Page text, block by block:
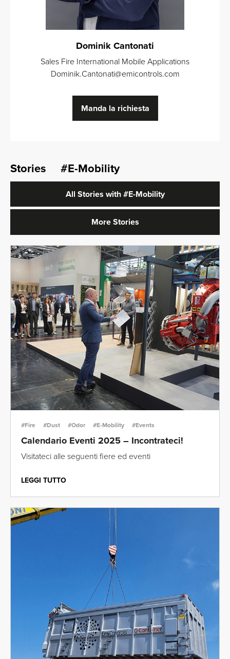
Dominik Cantonati
Sales Fire International Mobile Applications
Dominik.Cantonati@emicontrols.com
Manda la richiesta
Stories #E-Mobility
All Stories with #E-Mobility
More Stories
#Fire #Dust #Odor #E-Mobility #Events
Calendario Eventi 2025 – Incontrateci!
Visitateci alle seguenti fiere ed eventi
LEGGI TUTTO